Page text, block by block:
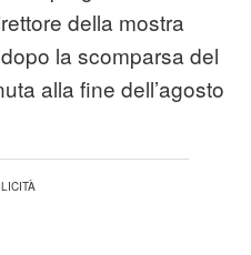
della mostra
la scomparsa del
alla fine dell’agosto